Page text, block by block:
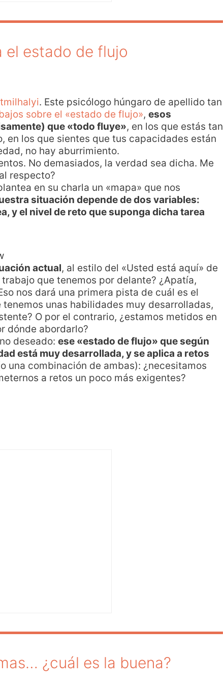
el estado de flujo
. Este psicólogo húngaro de apellido tan
sobre el «estado de flujo», esos
que «todo fluye», en los que estás tan
en los que sientes que tus capacidades están
no hay aburrimiento.
No demasiados, la verdad sea dicha. Me
respecto?
en su charla un «mapa» que nos
situación depende de dos variables:
y el nivel de reto que suponga dicha tarea
actual, al estilo del «Usted está aquí» de
que tenemos por delante? ¿Apatía,
nos dará una primera pista de cuál es el
unas habilidades muy desarrolladas,
O por el contrario, ¿estamos metidos en
dónde abordarlo?
deseado: ese «estado de flujo» que según
está muy desarrollada, y se aplica a retos
una combinación de ambas): ¿necesitamos
a retos un poco más exigentes?
¿cuál es la buena?